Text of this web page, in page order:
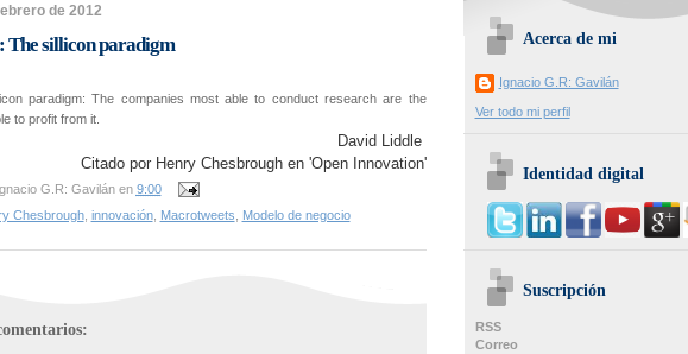
de 2012
The sillicon paradigm
paradigm: The companies most able to conduct research are the
to profit from it.
David Liddle
Citado por Henry Chesbrough en 'Open Innovation'
G.R: Gavilán en 9:00
Chesbrough, innovación, Macrotweets Modelo de negocio
Acerca de mi
Ignacio G.R: Gavilán
Ver todo mi perfil
Identidad digital
Suscripción
RSS
Correo